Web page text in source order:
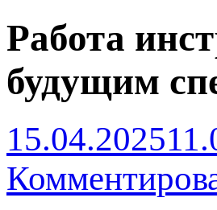
Работа
будущим
15.04.2025